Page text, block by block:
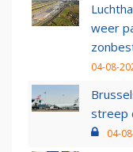
weer
04-08-
streep
04-